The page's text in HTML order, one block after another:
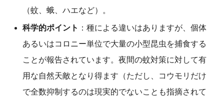
（蚊、蛾、ハエなど）。
科学的ポイント ：種による違いはありますが、個体
あるいはコロニー単位で大量の小型昆虫を捕食する
ことが報告されています。夜間の蚊対策に対して有
用な自然天敵となり得ます（ただし、コウモリだけ
で全数抑制するのは現実的でないことも指摘されて